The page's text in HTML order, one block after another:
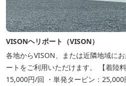
VISONヘリポート（VISON）
各地からVISON、または近隣地域に
ートをご利用いただけます。 【着陸料金】 ・単発ピストン：
15,000円/回 ・単発タービン：